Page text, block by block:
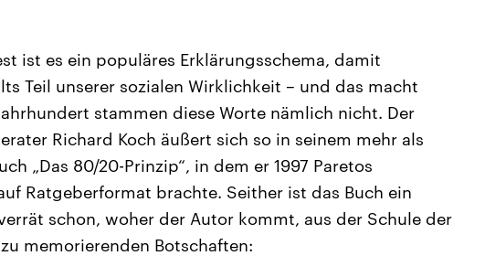
ist es ein populäres Erklärungsschema, damit
Teil unserer sozialen Wirklichkeit – und das macht
stammen diese Worte nämlich nicht. Der
Richard Koch äußert sich so in seinem mehr als
„Das 80/20-Prinzip“, in dem er 1997 Paretos
Ratgeberformat brachte. Seither ist das Buch ein
schon, woher der Autor kommt, aus der Schule der
memorierenden Botschaften: